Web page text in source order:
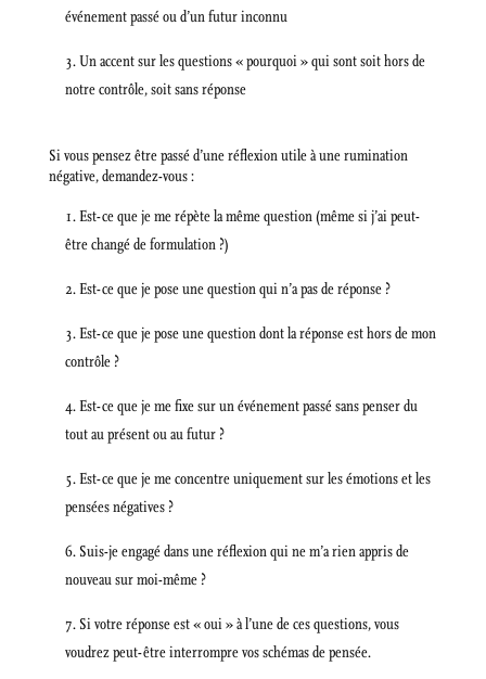
événement passé ou d’un futur inconnu
Un accent sur les questions « pourquoi » qui sont soit hors de
notre contrôle, soit sans réponse
Si vous pensez être passé d’une réflexion utile à une rumination
négative, demandez-vous :
Est-ce que je me répète la même question (même si j’ai peut-
être changé de formulation ?)
Est-ce que je pose une question qui n’a pas de réponse ?
Est-ce que je pose une question dont la réponse est hors de mon
contrôle ?
Est-ce que je me fixe sur un événement passé sans penser du
tout au présent ou au futur ?
Est-ce que je me concentre uniquement sur les émotions et les
pensées négatives ?
Suis-je engagé dans une réflexion qui ne m’a rien appris de
nouveau sur moi-même ?
Si votre réponse est « oui » à l’une de ces questions, vous
voudrez peut-être interrompre vos schémas de pensée.